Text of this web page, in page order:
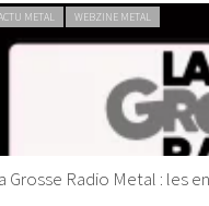
METAL WEBZINE METAL
Grosse Radio Metal : les